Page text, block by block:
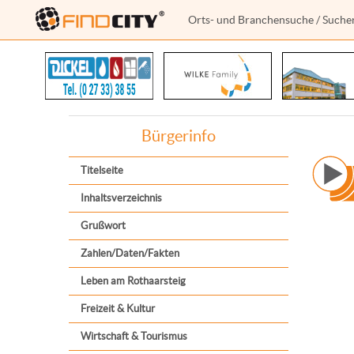
Orts- und Branchensuche /
Bürgerinfo
Titelseite
Inhaltsverzeichnis
Grußwort
Zahlen/Daten/Fakten
Leben am Rothaarsteig
Freizeit & Kultur
Wirtschaft & Tourismus